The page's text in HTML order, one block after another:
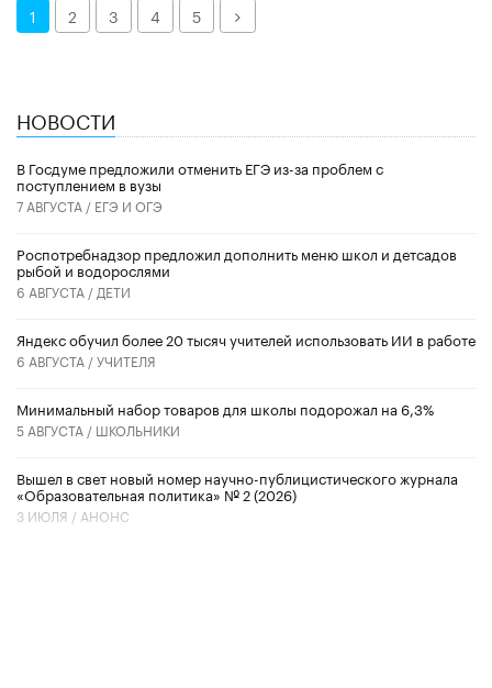
1 2 3 4 5 Далее
НОВОСТИ
В Госдуме предложили отменить ЕГЭ из-за проблем с
поступлением в вузы
7 АВГУСТА / ЕГЭ И ОГЭ
Роспотребнадзор предложил дополнить меню школ и детсадов
рыбой и водорослями
6 АВГУСТА / ДЕТИ
​Яндекс обучил более 20 тысяч учителей использовать ИИ в работе
6 АВГУСТА /УЧИТЕЛЯ
Минимальный набор товаров для школы подорожал на 6,3%
5 АВГУСТА / ШКОЛЬНИКИ
Вышел в свет новый номер научно-публицистического журнала
«Образовательная политика» № 2 (2026)
3 ИЮЛЯ / АНОНС